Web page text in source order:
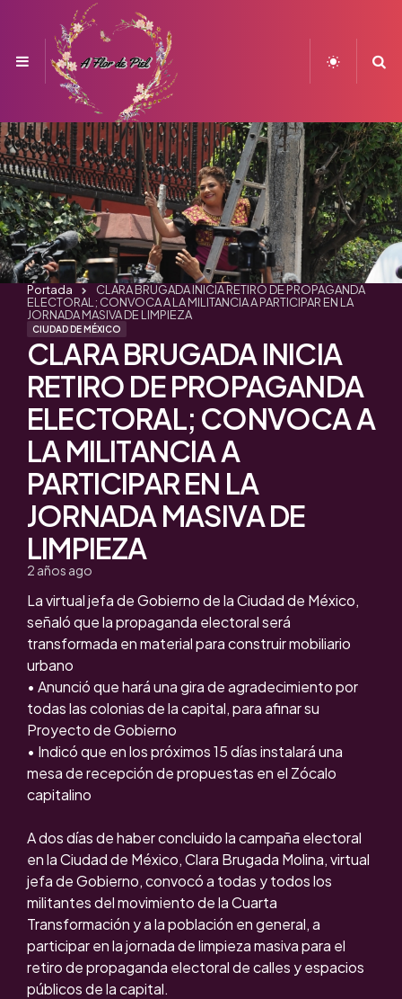
Menu
CIUDAD DE MÉXICO
CLARA BRUGADA INICIA
RETIRO DE PROPAGANDA
ELECTORAL; CONVOCA A
LA MILITANCIA A
PARTICIPAR EN LA
JORNADA MASIVA DE
LIMPIEZA
2 años ago
Portada
CLARA BRUGADA INICIA RETIRO DE PROPAGANDA
ELECTORAL; CONVOCA A LA MILITANCIA A PARTICIPAR EN LA
JORNADA MASIVA DE LIMPIEZA
La virtual jefa de Gobierno de la Ciudad de México,
señaló que la propaganda electoral será
transformada en material para construir mobiliario
urbano
• Anunció que hará una gira de agradecimiento por
todas las colonias de la capital, para afinar su
Proyecto de Gobierno
• Indicó que en los próximos 15 días instalará una
mesa de recepción de propuestas en el Zócalo
capitalino
A dos días de haber concluido la campaña electoral
en la Ciudad de México, Clara Brugada Molina, virtual
jefa de Gobierno, convocó a todas y todos los
militantes del movimiento de la Cuarta
Transformación y a la población en general, a
participar en la jornada de limpieza masiva para el
retiro de propaganda electoral de calles y espacios
públicos de la capital.